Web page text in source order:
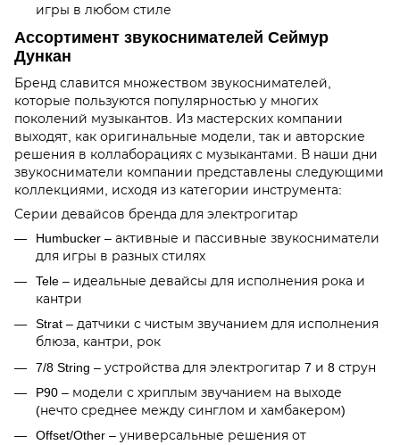
игры в любом стиле
Ассортимент звукоснимателей Сеймур
Дункан
Бренд славится множеством звукоснимателей,
которые пользуются популярностью у многих
поколений музыкантов. Из мастерских компании
выходят, как оригинальные модели, так и авторские
решения в коллаборациях с музыкантами. В наши дни
звукосниматели компании представлены следующими
коллекциями, исходя из категории инструмента:
Серии девайсов бренда для электрогитар
Humbucker – активные и пассивные звукосниматели
для игры в разных стилях
Tele – идеальные девайсы для исполнения рока и
кантри
Strat – датчики с чистым звучанием для исполнения
блюза, кантри, рок
7/8 String – устройства для электрогитар 7 и 8 струн
P90 – модели с хриплым звучанием на выходе
(нечто среднее между синглом и хамбакером)
Offset/Other – универсальные решения от